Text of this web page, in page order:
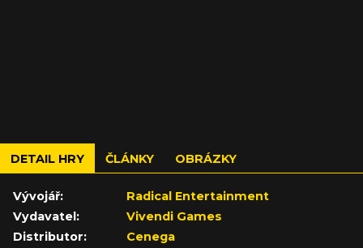
DETAIL HRY ČLÁNKY OBRÁZKY
Vývojář:
Radical Entertainment
Vydavatel:
Vivendi Games
Distributor:
Cenega